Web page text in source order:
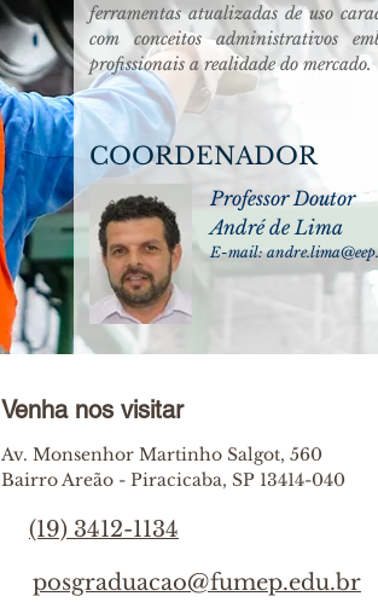
ferramentas atualizadas de uso
com conceitos administrativos
profissionais a realidade do mercado.
COORDENADOR
Professor Doutor
André de Lima
E-mail:
Venha nos visitar
Av. Monsenhor Martinho Salgot, 560
Bairro Areão - Piracicaba, SP 13414-040
(19) 3412-1134
posgraduacao@fumep.edu.br